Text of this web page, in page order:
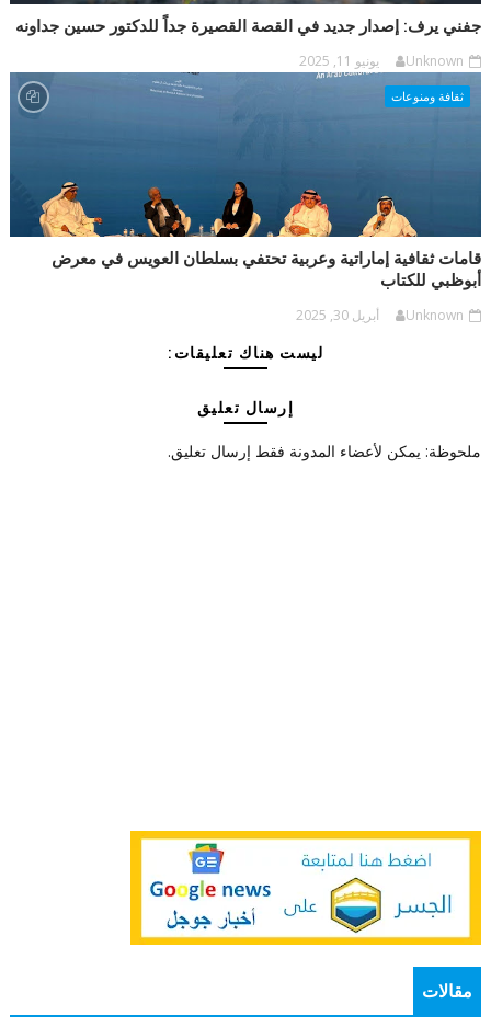
جفني يرف: إصدار جديد في القصة القصيرة جداً للدكتور حسين جداونه
Unknown يونيو 11, 2025
ثقافة ومنوعات
قامات ثقافية إماراتية وعربية تحتفي بسلطان العويس في معرض
أبوظبي للكتاب
Unknown أبريل 30, 2025
ليست هناك تعليقات:
إرسال تعليق
ملحوظة: يمكن لأعضاء المدونة فقط إرسال تعليق.
مقالات